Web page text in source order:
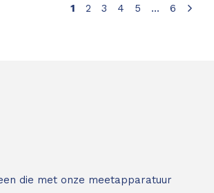
1 2 3 4 5 ... 6
die met onze meetapparatuur